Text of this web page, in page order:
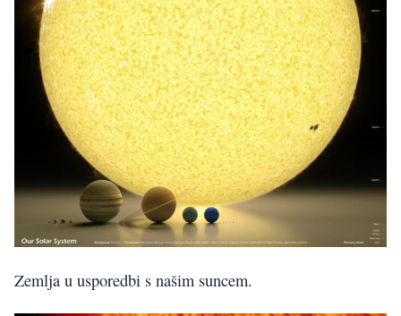
Zemlja u usporedbi s našim suncem.